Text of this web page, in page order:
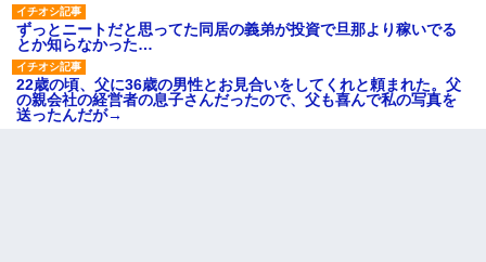
ずっとニートだと思ってた同居の義弟が投資で旦那より稼いでる
とか知らなかった…
22歳の頃、父に36歳の男性とお見合いをしてくれと頼まれた。父
の親会社の経営者の息子さんだったので、父も喜んで私の写真を
送ったんだが→